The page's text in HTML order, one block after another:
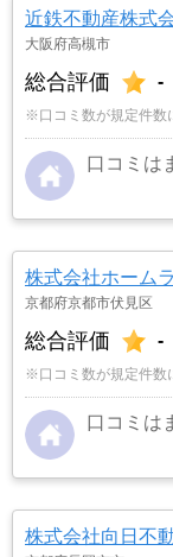
寧でお願
近鉄不動産株式
大阪府高槻市
総合評価 -
※口コミ数が規定件数
口コミは
株式会社ホーム
京都府京都市伏見区
総合評価 -
※口コミ数が規定件数
口コミは
株式会社向日不